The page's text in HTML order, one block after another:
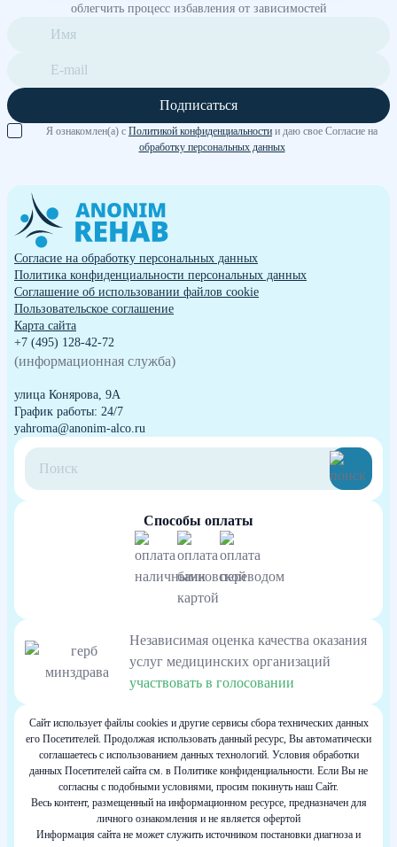
облегчить процесс избавления от зависимостей
Подписаться
Я ознакомлен(а) с Политикой конфиденциальности и даю свое Согласие на
обработку персональных данных
Согласие на обработку персональных данных
Политика конфиденциальности персональных данных
Cоглашение об использовании файлов cookie
Пользовательское соглашение
Карта сайта
+7 (495) 128-42-72
(информационная служба)
улица Конярова, 9А
График работы: 24/7
yahroma@anonim-alco.ru
Способы оплаты
Независимая оценка качества оказания
услуг медицинских организаций
участвовать в голосовании
Сайт использует файлы cookies и другие сервисы сбора технических данных
его Посетителей. Продолжая использовать данный ресурс, Вы автоматически
соглашаетесь с использованием данных технологий. Условия обработки
данных Посетителей сайта см. в Политике конфиденциальности. Если Вы не
согласны с подобными условиями, просим покинуть наш Сайт.
Весь контент, размещенный на информационном ресурсе, предназначен для
личного ознакомления и не является офертой
Информация сайта не может служить источником постановки диагноза и